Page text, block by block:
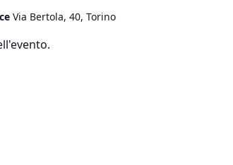
Via Bertola, 40, Torino